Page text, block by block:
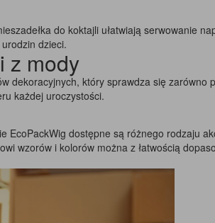
do koktajli ułatwiają serwowanie
dzieci.
z mody
który sprawdza się
każdej uroczystości.
dostępne są różnego rodzaju
wzorów i kolorów można z łatwością